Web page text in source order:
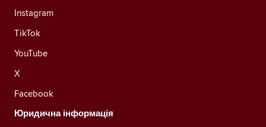
Instagram
TikTok
YouTube
X
Facebook
Юридична інформація